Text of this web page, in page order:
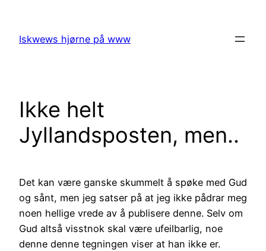
content
Iskwews hjørne på www
Ikke helt
Jyllandsposten, men..
Det kan være ganske skummelt å spøke med Gud
og sånt, men jeg satser på at jeg ikke pådrar meg
noen hellige vrede av å publisere denne. Selv om
Gud altså visstnok skal være ufeilbarlig, noe
denne denne tegningen viser at han ikke er.